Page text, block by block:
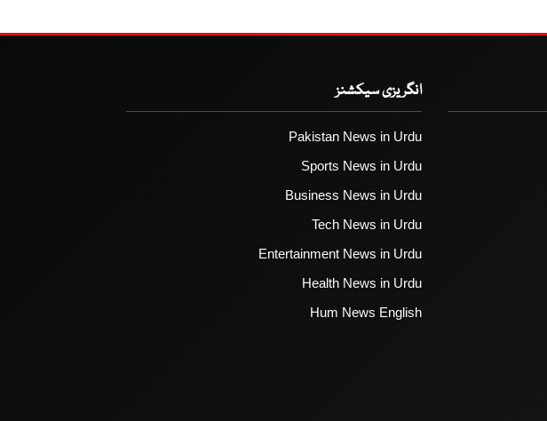
انگریزی سیکشنز
Pakistan News in Urdu
Sports News in Urdu
Business News in Urdu
Tech News in Urdu
Entertainment News in Urdu
Health News in Urdu
Hum News English